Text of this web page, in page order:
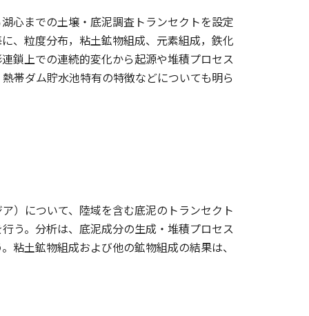
心までの土壌・底泥調査トランセクトを設定
、粒度分布，粘土鉱物組成、元素組成，鉄化
鎖上での連続的変化から起源や堆積プロセス
帯ダム貯水池特有の特徴などについても明ら
）について、陸域を含む底泥のトランセクト
う。分析は、底泥成分の生成・堆積プロセス
粘土鉱物組成および他の鉱物組成の結果は、